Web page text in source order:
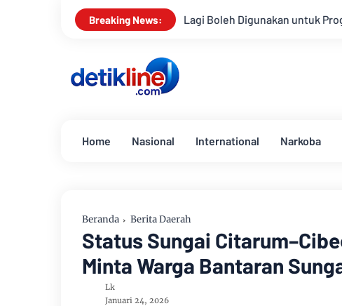
Breaking News:
Tak Lagi Boleh Digunakan untuk Program MBG Mulai APBN 2027/
Home Nasional International Narkoba
Beranda Berita Daerah
Status Sungai
Minta Warga Bantaran
Lk
Januari 24, 2026